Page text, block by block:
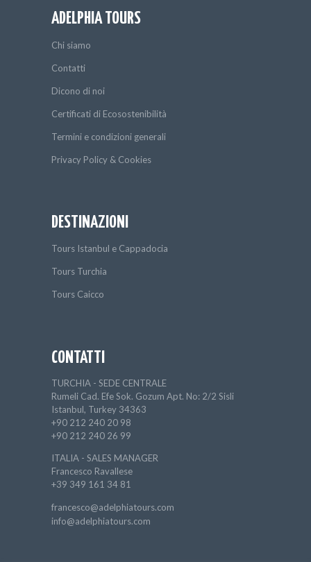
ADELPHIA TOURS
Chi siamo
Contatti
Dicono di noi
Certificati di Ecosostenibilità
Termini e condizioni generali
Privacy Policy & Cookies
DESTINAZIONI
Tours Istanbul e Cappadocia
Tours Turchia
Tours Caicco
CONTATTI
TURCHIA - SEDE CENTRALE
Rumeli Cad. Efe Sok. Gozum Apt. No: 2/2 Sisli
Istanbul, Turkey 34363
+90 212 240 20 98
+90 212 240 26 99
ITALIA - SALES MANAGER
Francesco Ravallese
+39 349 161 34 81
francesco@adelphiatours.com
info@adelphiatours.com